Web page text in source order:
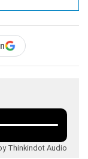
Thinkindot Audio